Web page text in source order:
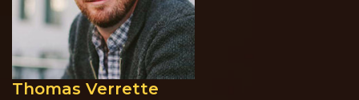
Thomas Verrette